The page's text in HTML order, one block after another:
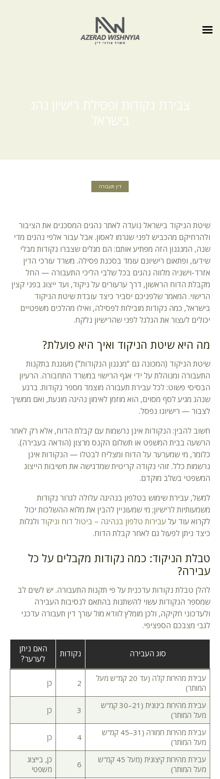
צבירת נקודות ופסילת רישיון נהג
בישראל
דין תעבורה
שיטת הניקוד בישראל נועדה לאתר נהגים המסכנים את הציבור
ולהרחיקם מהכביש לפני שגרמו לאסון. אבל עבור אלפי נהגים מדי
שנה, המנגנון הזה מפתיע אותם: הם מגלים שצברו נקודות מבלי
שידעו, ופתאום רישיונם עומד בסכנת פסילה. משרד עורכי הדין
אזרד-וישניה מלווה נהגים בכל שלבי הליכי התעבורה — החל
מקבלת הדוח הראשון, דרך ערעורים על ניקוד, ועד ייצוג בפני קצין
הרישוי. המאמר שלפניכם יסביר כיצד עובדת שיטת הניקוד
בישראל, כמה נקודות מובילות לפסילה, ואילו מהלכים משפטיים
יכולים לעצור את הגלגל לפני שהרישיון נלקח.
מה היא שיטת הניקוד ואיך היא פועלת?
שיטת הניקוד (המכונה גם “מנגנון הנקודות”) מעוגנת בתקנות
התעבורה ומנוהלת על ידי אגף הרישוי במשרד התחבורה. הרעיון
הבסיסי פשוט: לכל עבירת תעבורה מוצמד מספר נקודות. ברגע
שנהג מגיע לסף מסוים, הוא מוזמן לאימון נהיגה מונעת, ואם ממשיך
לצבור — רישיונו נפסל.
חשוב להבין: הנקודות אינן נרשמות עם קבלת הדוח, אלא רק לאחר
הרשעה בבית המשפט או תשלום הקנס מרצון (הודאה בעבירה).
כלומר, מי שמערער על הדוח ומצליח לבטלו — הנקודות אינן
נרשמות כלל. זוהי נקודה קריטית שמדגישה את חשיבות הייצוג
המשפטי בשלב מוקדם.
למשל, עבירת שימוש בטלפון בנהיגה עלולה לגרור נקודות
משמעותיות לרישיון; מי שמעוניין להבין את מלוא ההשלכות יכול
לקרוא עוד עלעבירות טלפון בנהיגה – ביטול דוח וניקוד ולגלות
כיצד ניתן לפעול גם לאחר קבלת הדוח.
טבלת הניקוד: כמה נקודות מקבלים על כל
עבירה?
להלן טבלת נקודות עדכנית על פי תקנות התעבורה. יש לשים לב
שמספר הנקודות עשוי להשתנות בהתאם לנסיבות העבירה
ולעדכוני חקיקה, ולכן מומלץ לוודא מול עורך דין תעבורה עדכני
לגבי מצבכם הספציפי.
סוג העבירה נקודות
האם ניתן
לערער?
עבירת מהירות קלה (עד 20 קמ”ש מעל
המותר)
2 כן
עבירת מהירות בינונית (21–30 קמ”ש
מעל המותר)
3 כן
עבירת מהירות חמורה (31–45 קמ”ש
מעל המותר)
4 כן
עבירת מהירות קיצונית (מעל 45 קמ”ש
מעל המותר)
6
כן, בייצוג
משפטי